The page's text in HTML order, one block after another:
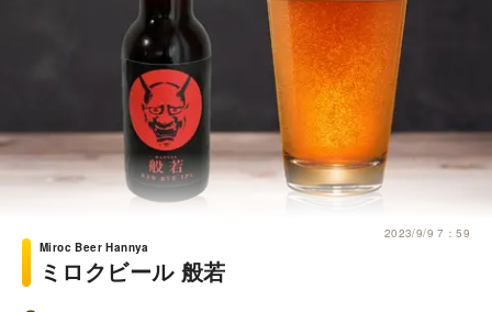
2023/9/9 7：59
Miroc Beer Hannya
ミロクビール 般若